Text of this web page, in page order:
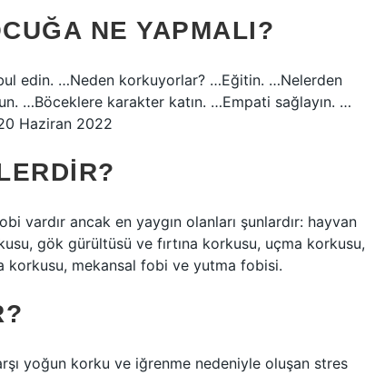
NE YAPMALI?
edin. …Neden korkuyorlar? …Eğitin. …Nelerden
…Böceklere karakter katın. …Empati sağlayın. …
Haziran 2022
vardır ancak en yaygın olanları şunlardır: hayvan
gök gürültüsü ve fırtına korkusu, uçma korkusu,
korkusu, mekansal fobi ve yutma fobisi.
yoğun korku ve iğrenme nedeniyle oluşan stres